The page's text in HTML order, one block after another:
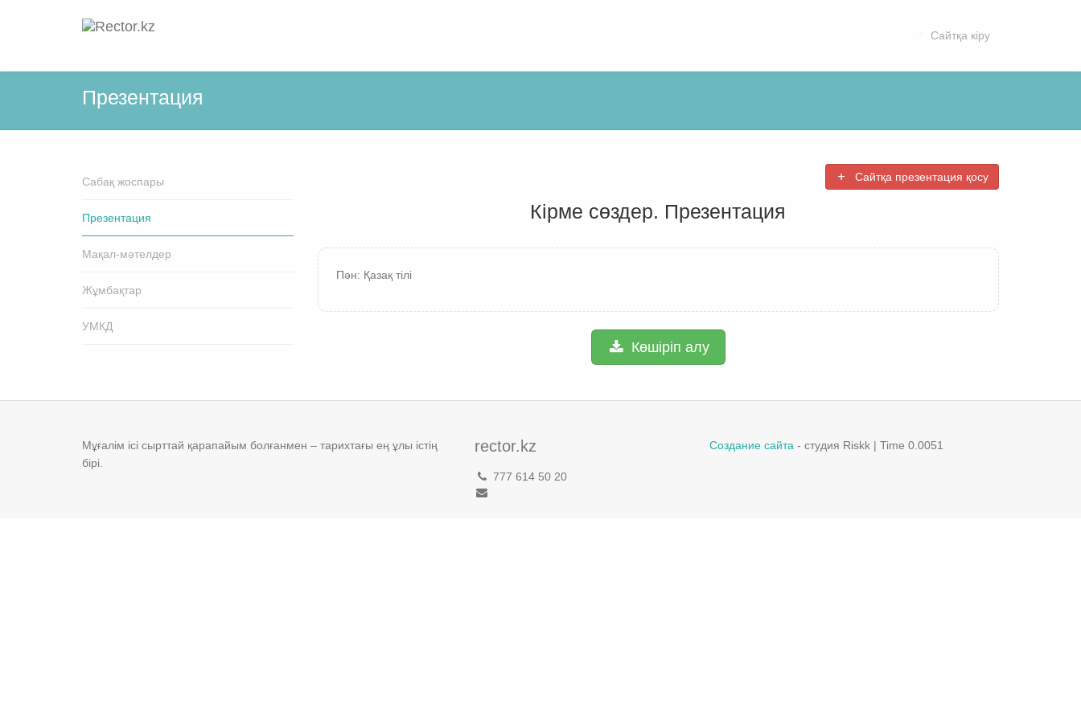
Сайтқа кіру
Презентация
Cабақ жоспары
Презентация
Мақал-мәтелдер
Жұмбақтар
УМКД
Сайтқа презентация қосу
Кірме сөздер. Презентация
Пән: Қазақ тілі
Көшіріп алу
Мұғалім ісі сырттай қарапайым болғанмен – тарихтағы ең ұлы істің
бірі.
rector.kz
777 614 50 20
Создание сайта - студия Riskk | Time 0.0051